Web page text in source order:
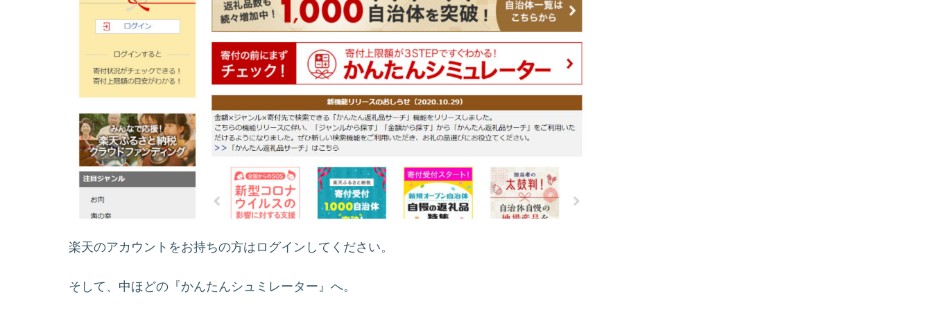
楽天のアカウントをお持ちの方はログインしてください。
そして、中ほどの『かんたんシュミレーター』へ。